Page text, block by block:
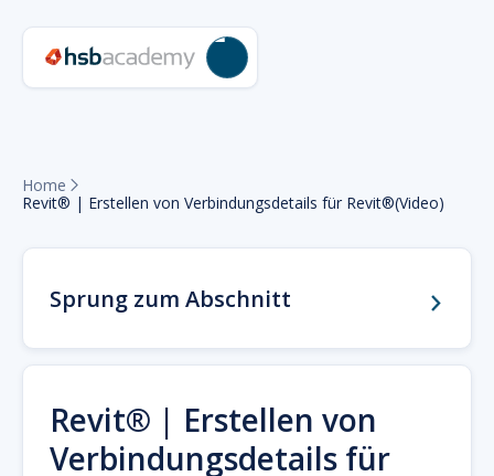
Home 
Revit® | Erstellen von Verbindungsdetails für Revit®(Video)
Sprung zum Abschnitt
Revit® | Erstellen von
Verbindungsdetails für